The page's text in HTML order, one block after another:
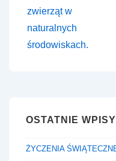
zwierząt w
naturalnych
środowiskach.
OSTATNIE WPISY
ŻYCZENIA